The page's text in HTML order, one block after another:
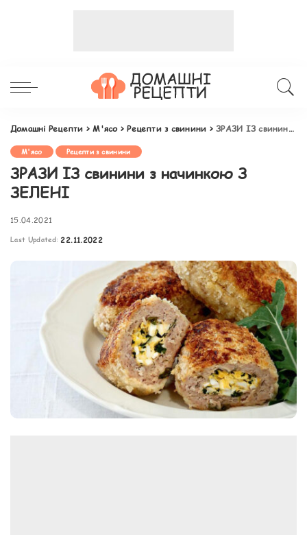
Домашні Рецепти >М'ясо>Рецепти з свинини >ЗРАЗИ ІЗ свинини з начинкою З ЗЕЛЕНІ
М'ясо Рецепти з свинини
ЗРАЗИ ІЗ свинини з начинкою З
ЗЕЛЕНІ
15.04.2021
Last Updated: 22.11.2022